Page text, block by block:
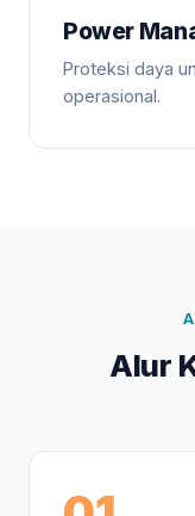
Power
Proteksi daya
operasional.
Alur